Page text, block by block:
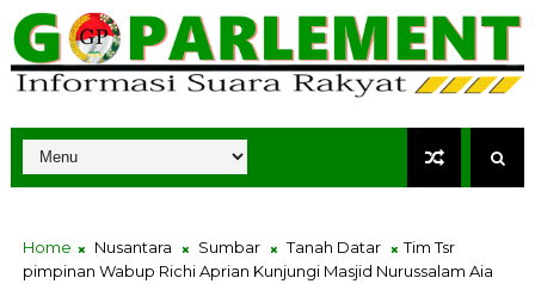
Home Nusantara Sumbar Tanah Datar
Tim Tsr
pimpinan Wabup Richi Aprian Kunjungi Masjid Nurussalam Aia